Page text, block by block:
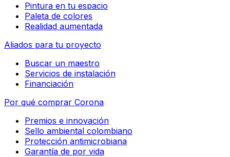
Pintura en tu espacio
Paleta de colores
Realidad aumentada
Aliados para tu proyecto
Buscar un maestro
Servicios de instalación
Financiación
Por qué comprar Corona
Premios e innovación
Sello ambiental colombiano
Protección antimicrobiana
Garantía de por vida